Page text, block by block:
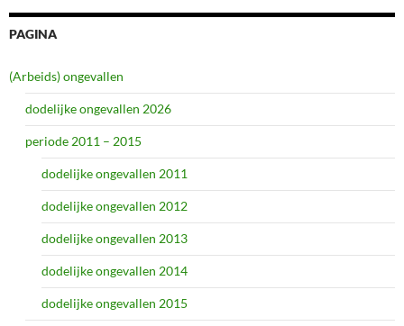
PAGINA
(Arbeids) ongevallen
dodelijke ongevallen 2026
periode 2011 – 2015
dodelijke ongevallen 2011
dodelijke ongevallen 2012
dodelijke ongevallen 2013
dodelijke ongevallen 2014
dodelijke ongevallen 2015